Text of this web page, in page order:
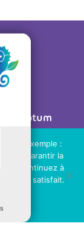
Scriptum
(par exemple :
vous garantir la
continuez à
êtes satisfait.